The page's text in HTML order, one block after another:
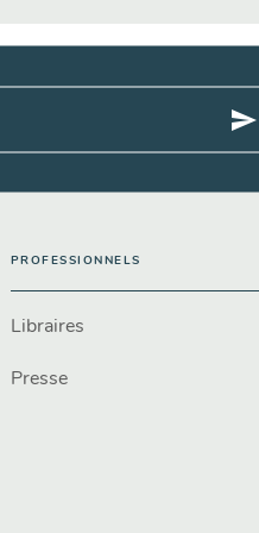
send
PROFESSIONNELS
Libraires
Presse